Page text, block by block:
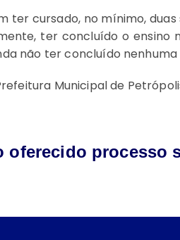
ter cursado, no mínimo,
ter concluído o ensino
não ter concluído
Municipal de
oferecido processo